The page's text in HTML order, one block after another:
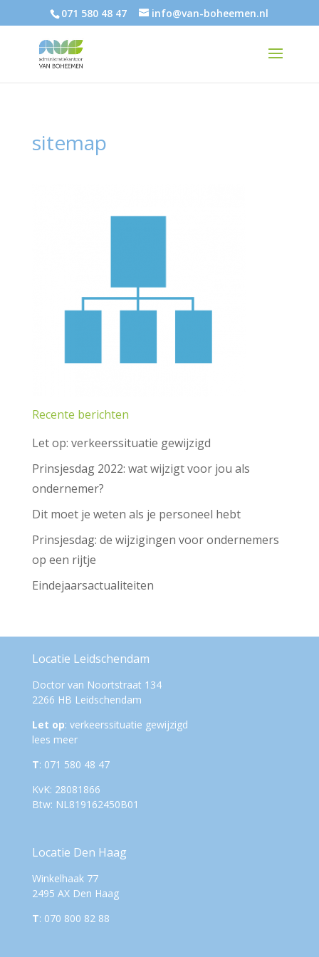
071 580 48 47 info@van-boheemen.nl
sitemap
Recente berichten
Let op: verkeerssituatie gewijzigd
Prinsjesdag 2022: wat wijzigt voor jou als
ondernemer?
Dit moet je weten als je personeel hebt
Prinsjesdag: de wijzigingen voor ondernemers
op een rijtje
Eindejaarsactualiteiten
Locatie Leidschendam
Doctor van Noortstraat 134
2266 HB Leidschendam
Let op: verkeerssituatie gewijzigd
lees meer
T: 071 580 48 47
KvK: 28081866
Btw: NL819162450B01
Locatie Den Haag
Winkelhaak 77
2495 AX Den Haag
T: 070 800 82 88